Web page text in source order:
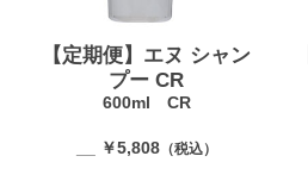
【定期便】エヌ シャン
プー CR
600ml CR
__ ￥5,808（税込）